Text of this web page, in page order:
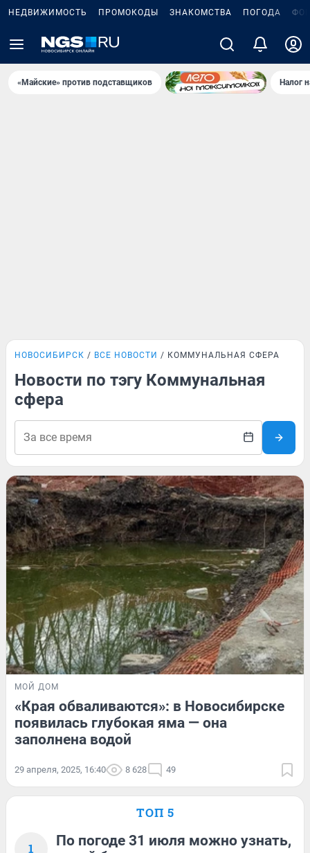
НЕДВИЖИМОСТЬ ПРОМОКОДЫ ЗНАКОМСТВА ПОГОДА
«Майские» против подставщиков Налог
НОВОСИБИРСК ВСЕ НОВОСТИ КОММУНАЛЬНАЯ СФЕРА
Новости по тэгу Коммунальная
сфера
МОЙ ДОМ
«Края обваливаются»: в Новосибирске
появилась глубокая яма — она
заполнена водой
29 апреля, 2025, 16:40 8 628 49
ТОП 5
1
По погоде 31 июля можно узнать,